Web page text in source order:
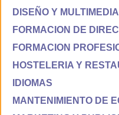
DISEÑO Y MULTIMEDIA
FORMACION DE
FORMACION
HOSTELERIA Y
IDIOMAS
MANTENIMIENTO DE